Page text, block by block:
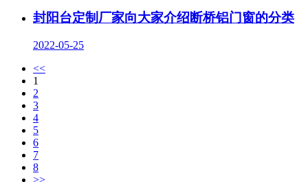
封阳台定制厂家向大家介绍断桥铝门窗的分类
2022-05-25
<<
1
2
3
4
5
6
7
8